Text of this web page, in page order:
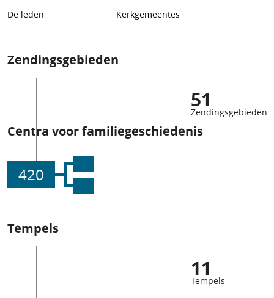
De leden Kerkgemeentes
Zendingsgebieden
51
Zendingsgebieden
Centra voor familiegeschiedenis
420
Tempels
11
Tempels